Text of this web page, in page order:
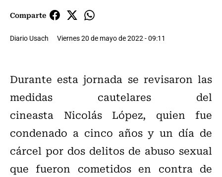
Comparte
Diario Usach Viernes 20 de mayo de 2022 - 09:11
Durante esta jornada se revisaron las
medidas cautelares del
cineasta Nicolás López, quien fue
condenado a cinco años y un día de
cárcel por dos delitos de abuso sexual
que fueron cometidos en contra de